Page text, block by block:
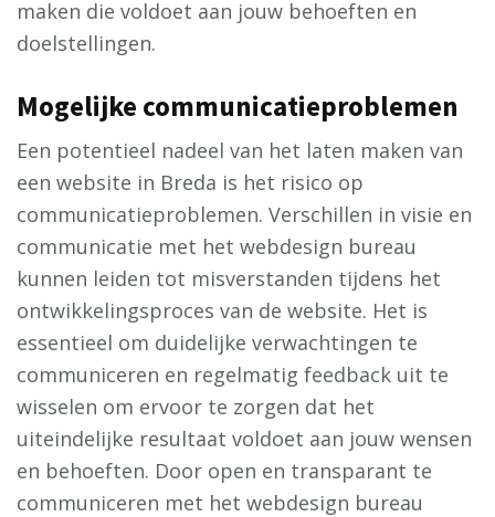
maken die voldoet aan jouw behoeften en
doelstellingen.
Mogelijke communicatieproblemen
Een potentieel nadeel van het laten maken van
een website in Breda is het risico op
communicatieproblemen. Verschillen in visie en
communicatie met het webdesign bureau
kunnen leiden tot misverstanden tijdens het
ontwikkelingsproces van de website. Het is
essentieel om duidelijke verwachtingen te
communiceren en regelmatig feedback uit te
wisselen om ervoor te zorgen dat het
uiteindelijke resultaat voldoet aan jouw wensen
en behoeften. Door open en transparant te
communiceren met het webdesign bureau